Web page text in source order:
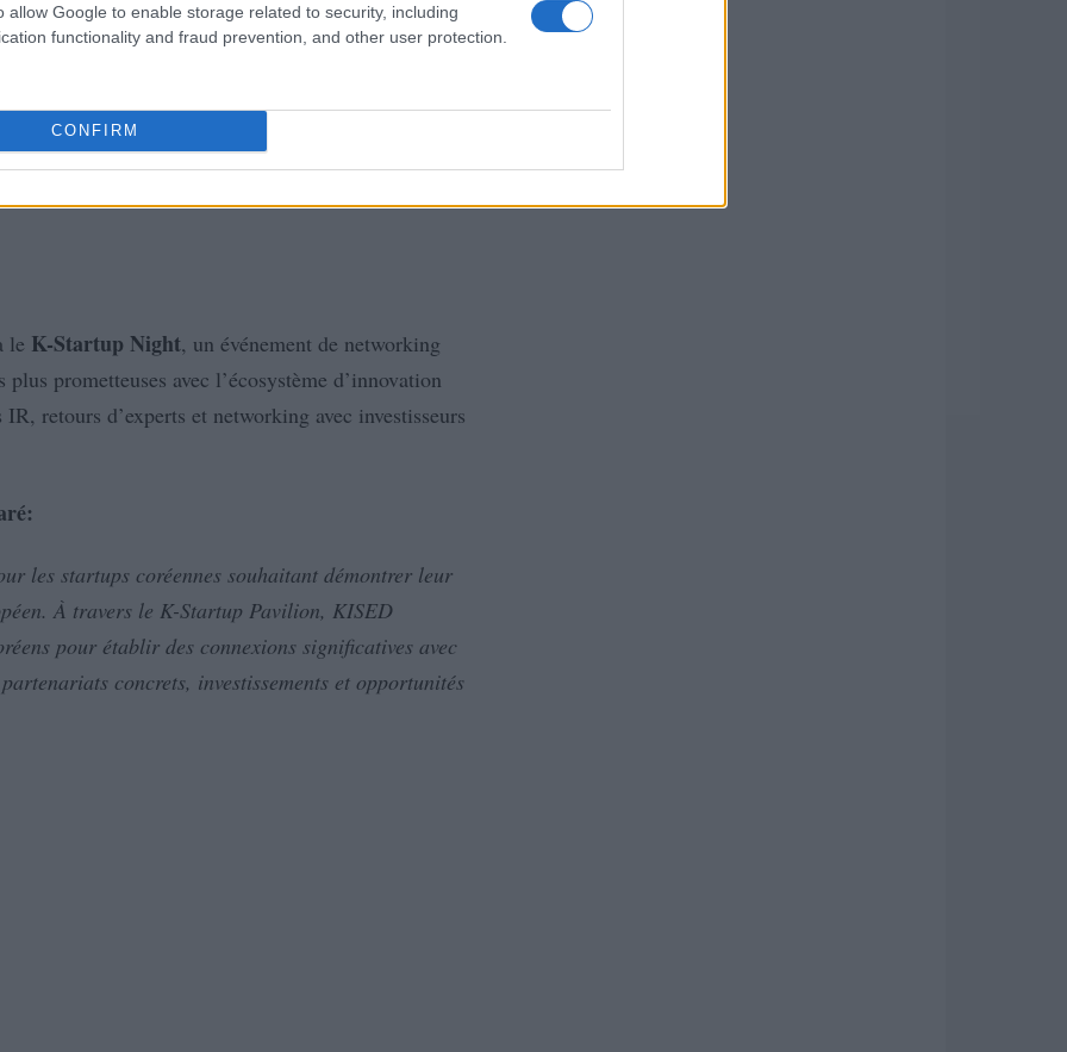
allow Google to enable storage related to security, including
functionality and fraud prevention, and other user protection.
CONFIRM
le K-Startup Night, un événement de networking
prometteuses avec l’écosystème d’innovation
retours d’experts et networking avec investisseurs
les startups coréennes souhaitant démontrer leur
À travers le K-Startup Pavilion, KISED
pour établir des connexions significatives avec
concrets, investissements et opportunités